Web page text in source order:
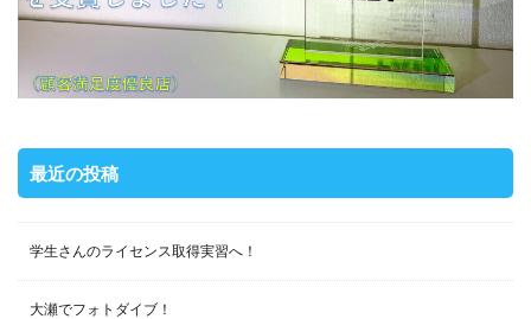
最近の投稿
学生さんのライセンス取得実習へ！
大瀬でフォトダイブ！